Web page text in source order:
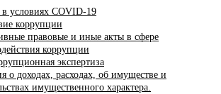
условиях COVID-19
коррупции
правовые и иные акты в сфере
коррупции
экспертиза
о доходах, расходах, об имуществе и
имущественного характера.